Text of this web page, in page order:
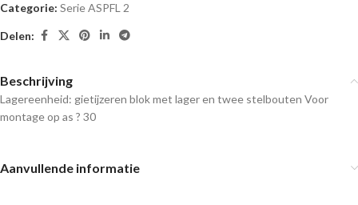
Categorie: Serie ASPFL 2
Delen:
Beschrijving
Lagereenheid: gietijzeren blok met lager en twee stelbouten Voor
montage op as ? 30
Aanvullende informatie